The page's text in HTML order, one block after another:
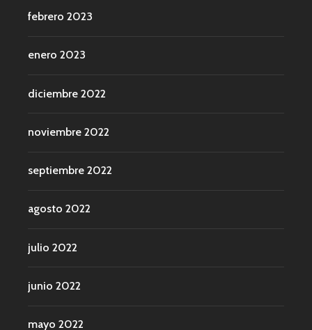
febrero 2023
enero 2023
diciembre 2022
noviembre 2022
septiembre 2022
agosto 2022
julio 2022
junio 2022
mayo 2022